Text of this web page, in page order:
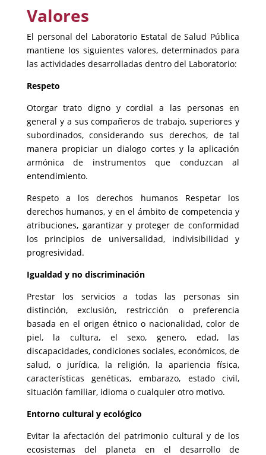
Valores
El personal del Laboratorio Estatal de Salud Pública
mantiene los siguientes valores, determinados para
las actividades desarrolladas dentro del Laboratorio:
Respeto
Otorgar trato digno y cordial a las personas en
general y a sus compañeros de trabajo, superiores y
subordinados, considerando sus derechos, de tal
manera propiciar un dialogo cortes y la aplicación
armónica de instrumentos que conduzcan al
entendimiento.
Respeto a los derechos humanos Respetar los
derechos humanos, y en el ámbito de competencia y
atribuciones, garantizar y proteger de conformidad
los principios de universalidad, indivisibilidad y
progresividad.
Igualdad y no discriminación
Prestar los servicios a todas las personas sin
distinción, exclusión, restricción o preferencia
basada en el origen étnico o nacionalidad, color de
piel, la cultura, el sexo, genero, edad, las
discapacidades, condiciones sociales, económicos, de
salud, o jurídica, la religión, la apariencia física,
características genéticas, embarazo, estado civil,
situación familiar, idioma o cualquier otro motivo.
Entorno cultural y ecológico
Evitar la afectación del patrimonio cultural y de los
ecosistemas del planeta en el desarrollo de